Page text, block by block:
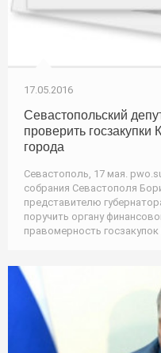
17.05.2016
Севастопольский
проверить госзакупки
города
Севастополь, 17 мая.
собрания Севастополя
представителю
поручить органу
правомерность